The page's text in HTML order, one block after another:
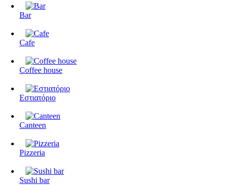
Bar
Cafe
Coffee house
Εστιατόριο
Canteen
Pizzeria
Sushi bar